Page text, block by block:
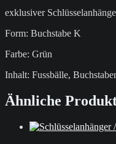
exklusiver
Form: Buchstabe K
Farbe: Grün
Inhalt: Fussbälle,
Ähnliche